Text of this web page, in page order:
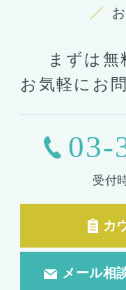
まずは無
お気軽にお
03-
受付
カ
メール相